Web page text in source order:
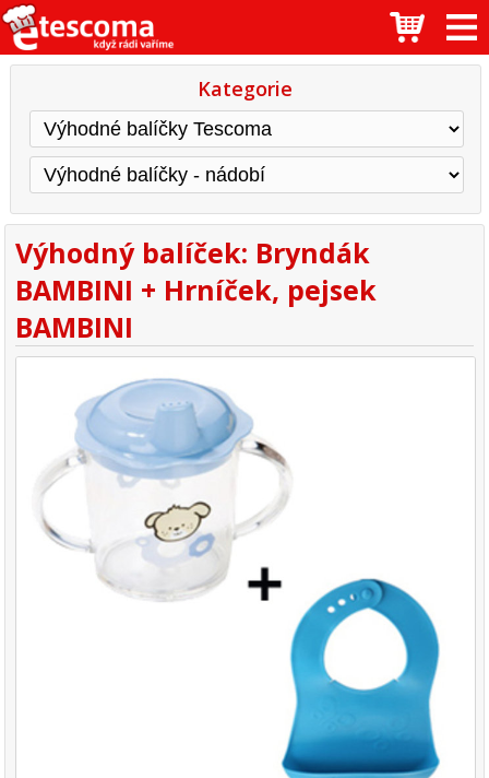
Kategorie
Výhodný balíček: Bryndák
BAMBINI + Hrníček, pejsek
BAMBINI